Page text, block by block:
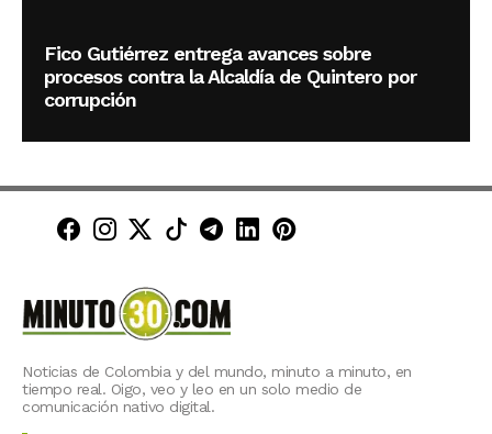
Fico Gutiérrez entrega avances sobre
procesos contra la Alcaldía de Quintero por
corrupción
Minuto30 en Facebook
Minuto30 en Instagram
Minuto30 en X (Twitter)
Minuto30 en TikTok
Canal de Minuto30 en
Minuto30 en LinkedIn
Minuto30 en
Noticias de Colombia y del mundo, minuto a minuto, en
tiempo real. Oigo, veo y leo en un solo medio de
comunicación nativo digital.